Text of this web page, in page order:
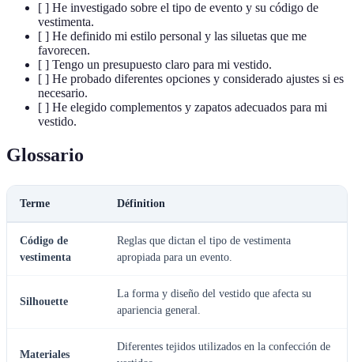
[ ] He investigado sobre el tipo de evento y su código de
vestimenta.
[ ] He definido mi estilo personal y las siluetas que me
favorecen.
[ ] Tengo un presupuesto claro para mi vestido.
[ ] He probado diferentes opciones y considerado ajustes si es
necesario.
[ ] He elegido complementos y zapatos adecuados para mi
vestido.
Glossario
Terme Définition
Código de
vestimenta
Reglas que dictan el tipo de vestimenta
apropiada para un evento.
Silhouette
La forma y diseño del vestido que afecta su
apariencia general.
Materiales
Diferentes tejidos utilizados en la confección de